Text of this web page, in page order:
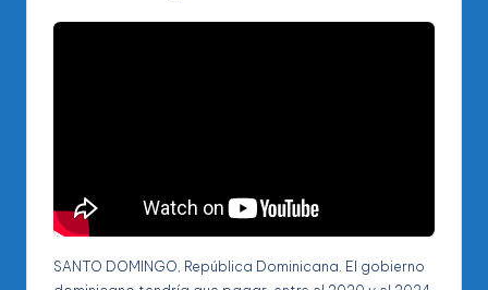
SANTO DOMINGO, República Dominicana. El gobierno